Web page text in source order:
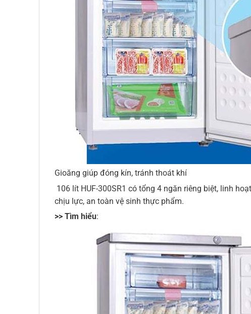
Gioăng giúp đóng kín, tránh thoát khí
106 lít HUF-300SR1 có tổng 4 ngăn riêng biệt, linh
chịu lực, an toàn vệ sinh thực phẩm.
>> Tìm hiểu: